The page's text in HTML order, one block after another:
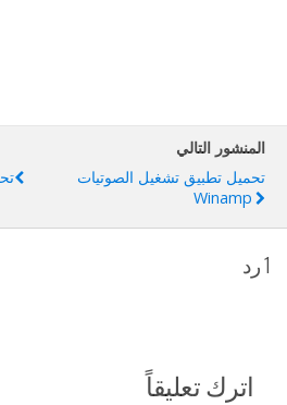
المنشور التالي
تحميل تطبيق تشغيل الصوتيات
Winamp
1 رد
اترك تعليقاً